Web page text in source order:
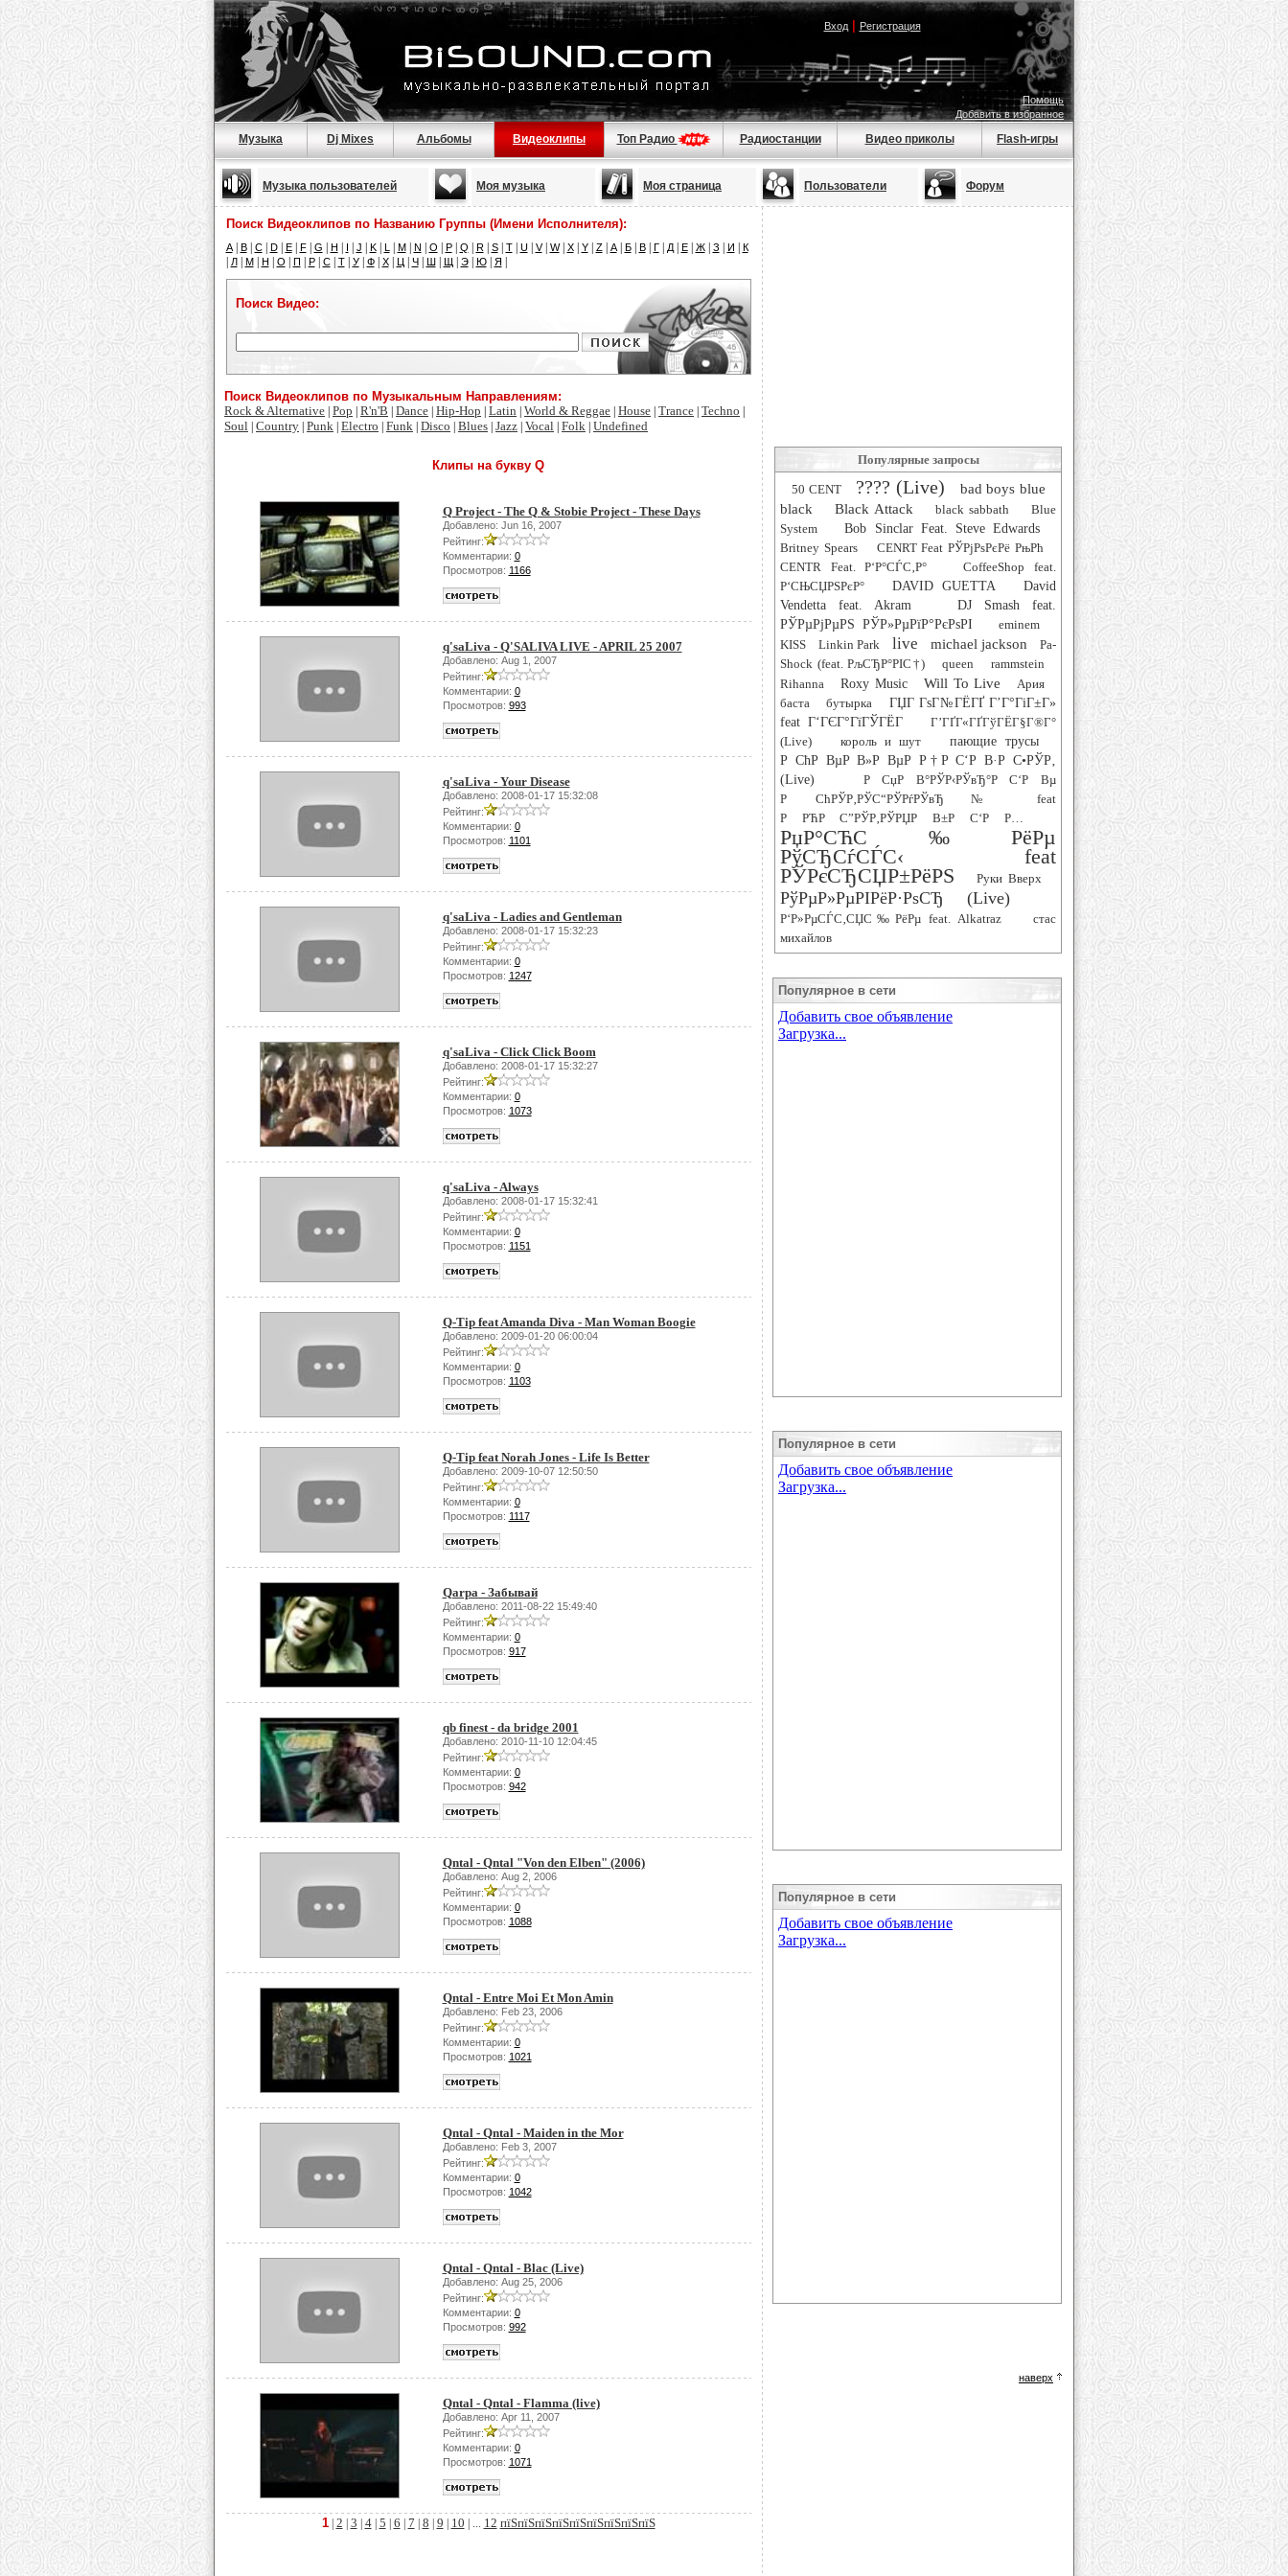
Вход| Регистрация
Помощь
Добавить в избранное
Музыка Dj Mixes Альбомы Видеоклипы Топ Радио Радиостанции Видео приколы Flash-игры
Музыка пользователей Моя музыка Моя страница Пользователи Форум
Поиск Видеоклипов по Названию Группы (Имени Исполнителя):
A| B| C| D| E| F| G H I J K| L | M| N O P| Q R| S| T| U| V| W| X| Y| Z| А| Б| В| Г| Д| Е| Ж| З И К
Л| М| Н О П Р| С| Т| У| Ф| Х| Ц| Ч| Ш| Щ| Э| Ю| Я
Поиск Видео:
Поиск Видеоклипов по Музыкальным Направлениям:
Rock & Alternative Pop R'n'B Dance Hip-Hop Latin World & Reggae House Trance Techno
Soul Country Punk Electro Funk Disco Blues Jazz Vocal Folk Undefined
Клипы на букву Q
Q Project - The Q & Stobie Project - These Days
Добавлено: Jun 16, 2007
Рейтинг:
Комментарии: 0
Просмотров: 1166
q'saLiva - Q'SALIVA LIVE - APRIL 25 2007
Добавлено: Aug 1, 2007
Рейтинг:
Комментарии: 0
Просмотров: 993
q'saLiva - Your Disease
Добавлено: 2008-01-17 15:32:08
Рейтинг:
Комментарии: 0
Просмотров: 1101
q'saLiva - Ladies and Gentleman
Добавлено: 2008-01-17 15:32:23
Рейтинг:
Комментарии: 0
Просмотров: 1247
q'saLiva - Click Click Boom
Добавлено: 2008-01-17 15:32:27
Рейтинг:
Комментарии: 0
Просмотров: 1073
q'saLiva - Always
Добавлено: 2008-01-17 15:32:41
Рейтинг:
Комментарии: 0
Просмотров: 1151
Q-Tip feat Amanda Diva - Man Woman Boogie
Добавлено: 2009-01-20 06:00:04
Рейтинг:
Комментарии: 0
Просмотров: 1103
Q-Tip feat Norah Jones - Life Is Better
Добавлено: 2009-10-07 12:50:50
Рейтинг:
Комментарии: 0
Просмотров: 1117
Qarpa - Забывай
Добавлено: 2011-08-22 15:49:40
Рейтинг:
Комментарии: 0
Просмотров: 917
qb finest - da bridge 2001
Добавлено: 2010-11-10 12:04:45
Рейтинг:
Комментарии: 0
Просмотров: 942
Qntal - Qntal "Von den Elben" (2006)
Добавлено: Aug 2, 2006
Рейтинг:
Комментарии: 0
Просмотров: 1088
Qntal - Entre Moi Et Mon Amin
Добавлено: Feb 23, 2006
Рейтинг:
Комментарии: 0
Просмотров: 1021
Qntal - Qntal - Maiden in the Mor
Добавлено: Feb 3, 2007
Рейтинг:
Комментарии: 0
Просмотров: 1042
Qntal - Qntal - Blac (Live)
Добавлено: Aug 25, 2006
Рейтинг:
Комментарии: 0
Просмотров: 992
Qntal - Qntal - Flamma (live)
Добавлено: Apr 11, 2007
Рейтинг:
Комментарии: 0
Просмотров: 1071
1| 2 3 4| 5 6 7 8 9 10 | ... 12 пїЅпїЅпїЅпїЅпїЅпїЅпїЅпїЅпїЅ
Популярные запросы
50 CENT ???? (Live)
bad boys blue
black
Black Attack black sabbath
Blue
System
Bob Sinclar Feat. Steve Edwards
Britney Spears
CENRT Feat РЎРјРѕРєРё РњРћ
CENTR Feat. Р‘Р°СЃС‚Р°
CoffeeShop feat.
Р‘СЊСЏРЅРєР°
DAVID GUETTA
David
Vendetta feat. Akram
DJ Smash feat.
РЎРµРјРµРЅ РЎР»РµРїР°РєРѕРІ
eminem
KISS
Linkin Park live michael jackson
Pa-
Shock (feat. РљСЂР°РІС†)
queen
rammstein
Rihanna
Roxy Music Will To Live
Ария
баста
бутырка
ГЏГ ГѕГ№ГЁГҐ Г’Г°ГіГ±Г»
feat Г‘ГЄГ°ГїГЎГЁГ­
Г’ГҐГ«ГҐГўГЁГ§Г®Г°
(Live)
король и шут
пающие трусы
Р СћР ВµР В»Р ВµР Р†Р С‘Р В·Р С•РЎР‚
(Live)
Р СџР В°РЎР‹РЎвЂ°Р С‘Р Вµ
Р СћРЎР‚РЎС“РЎРѓРЎвЂ№ feat
Р РЋР С”РЎР‚РЎРЏР В±Р С‘Р Р…
РџР°СЋС‰РёРµ
РўСЂСѓСЃС‹ feat
РЎРєСЂСЏР±РёРЅ
Руки Вверх
РўРµР»РµРІРёР·РѕСЂ (Live)
Р‘Р»РµСЃС‚СЏС‰РёРµ feat. Alkatraz
стас
михайлов
Популярное в сети
Популярное в сети
Популярное в сети
наверх